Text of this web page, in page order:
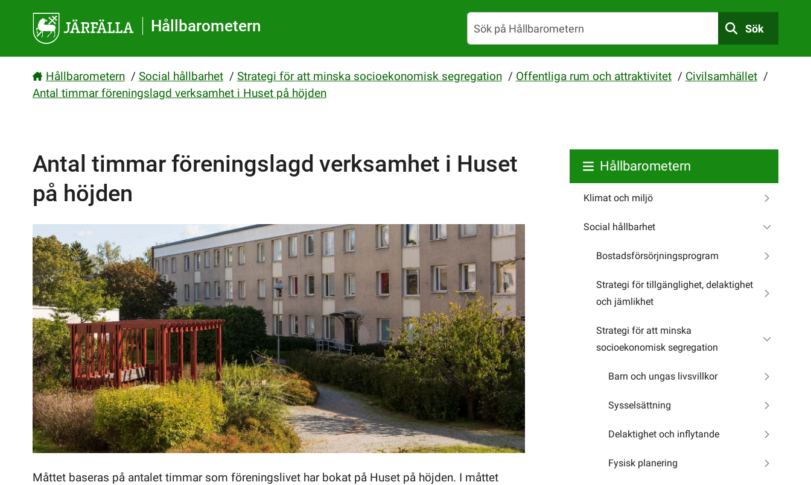
Hållbarometern Sök
Hållbarometern / Social hållbarhet / Strategi för att minska socioekonomisk segregation / Offentliga rum och attraktivitet / Civilsamhället /
Antal timmar föreningslagd verksamhet i Huset på höjden
Antal timmar föreningslagd verksamhet i Huset
på höjden
Måttet baseras på antalet timmar som föreningslivet har bokat på Huset på höjden. I måttet
Hållbarometern
Klimat och miljö
Social hållbarhet
Bostadsförsörjningsprogram
Strategi för tillgänglighet, delaktighet
och jämlikhet
Strategi för att minska
socioekonomisk segregation
Barn och ungas livsvillkor
Sysselsättning
Delaktighet och inflytande
Fysisk planering